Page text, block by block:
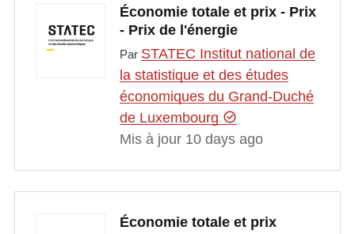
Économie totale et prix - Prix
- Prix de l'énergie
Par STATEC Institut national de
la statistique et des études
économiques du Grand-Duché
de Luxembourg
Mis à jour 10 days ago
Économie totale et prix